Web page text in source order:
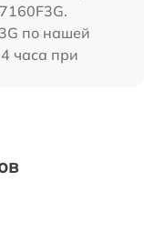
по нашей
часа при